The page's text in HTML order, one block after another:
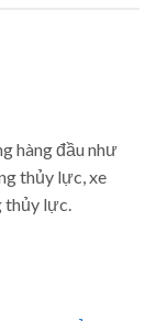
hàng đầu như
thủy lực, xe
thủy lực.